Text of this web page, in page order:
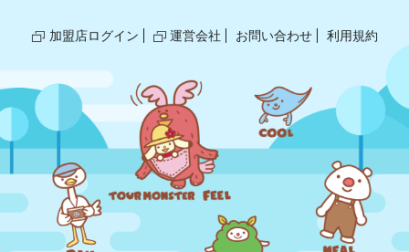
加盟店ログイン 運営会社 お問い合わせ 利用規約